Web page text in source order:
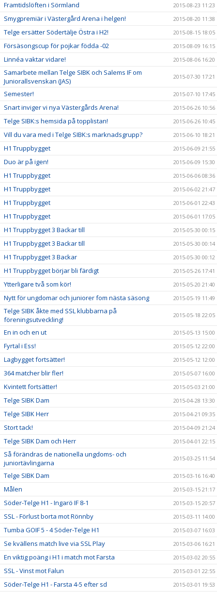
Framtidslöften i Sörmland 2015-08-23 11:23
Smygpremiär i Västergård Arena i helgen! 2015-08-20 11:38
Telge ersätter Södertälje Östra i H2! 2015-08-15 18:05
Försäsongscup för pojkar födda -02 2015-08-09 16:15
Linnéa vaktar vidare! 2015-08-06 16:20
Samarbete mellan Telge SIBK och Salems IF om
Juniorallsvenskan (JAS)
2015-07-30 17:21
Semester! 2015-07-10 17:45
Snart inviger vi nya Västergårds Arena! 2015-06-26 10:56
Telge SIBK:s hemsida på topplistan! 2015-06-26 10:45
Vill du vara med i Telge SIBK:s marknadsgrupp? 2015-06-10 18:21
H1 Truppbygget 2015-06-09 21:55
Duo är på igen! 2015-06-09 15:30
H1 Truppbygget 2015-06-06 08:36
H1 Truppbygget 2015-06-02 21:47
H1 Truppbygget 2015-06-01 22:43
H1 Truppbygget 2015-06-01 17:05
H1 Truppbygget 3 Backar till 2015-05-30 00:15
H1 Truppbygget 3 Backar till 2015-05-30 00:14
H1 Truppbygget 3 Backar 2015-05-30 00:12
H1 Truppbygget börjar bli färdigt 2015-05-26 17:41
Ytterligare två som kör! 2015-05-20 21:40
Nytt för ungdomar och juniorer fom nästa säsong 2015-05-19 11:49
Telge SIBK åkte med SSL klubbarna på
föreningsutveckling!
2015-05-18 22:05
En in och en ut 2015-05-13 15:00
Fyrtal i Ess! 2015-05-12 22:00
Lagbygget fortsätter! 2015-05-12 12:00
364 matcher blir fler! 2015-05-07 16:00
Kvintett fortsätter! 2015-05-03 21:00
Telge SIBK Dam 2015-04-28 13:30
Telge SIBK Herr 2015-04-21 09:35
Stort tack! 2015-04-09 21:24
Telge SIBK Dam och Herr 2015-04-01 22:15
Så förändras de nationella ungdoms- och
juniortävlingarna
2015-03-25 11:54
Telge SIBK Dam 2015-03-16 16:40
Målen 2015-03-15 21:17
Söder-Telge H1 - Ingarö IF 8-1 2015-03-15 20:57
SSL - Förlust borta mot Rönnby 2015-03-11 14:00
Tumba GOIF 5 - 4 Söder-Telge H1 2015-03-07 16:03
Se kvällens match live via SSL Play 2015-03-06 16:21
En viktig poäng i H1 i match mot Farsta 2015-03-02 20:55
SSL - Vinst mot Falun 2015-03-01 22:55
Söder-Telge H1 - Farsta 4-5 efter sd 2015-03-01 19:53